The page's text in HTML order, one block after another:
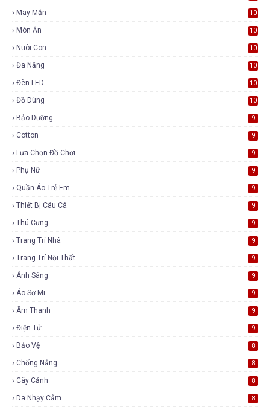
May Mắn 10
Món Ăn 10
Nuôi Con 10
Đa Năng 10
Đèn LED 10
Đồ Dùng 10
Bảo Dưỡng 9
Cotton 9
Lựa Chọn Đồ Chơi 9
Phụ Nữ 9
Quần Áo Trẻ Em 9
Thiết Bị Câu Cá 9
Thú Cưng 9
Trang Trí Nhà 9
Trang Trí Nội Thất 9
Ánh Sáng 9
Áo Sơ Mi 9
Âm Thanh 9
Điện Tử 9
Bảo Vệ 8
Chống Nắng 8
Cây Cảnh 8
Da Nhạy Cảm 8